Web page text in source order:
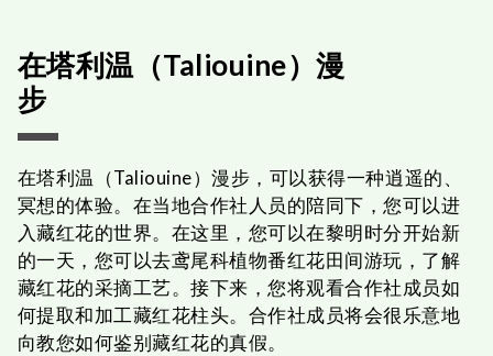
在塔利温（Taliouine）漫
步
在塔利温（Taliouine）漫步，可以获得一种逍遥的、
冥想的体验。在当地合作社人员的陪同下，您可以进
入藏红花的世界。在这里，您可以在黎明时分开始新
的一天，您可以去鸢尾科植物番红花田间游玩，了解
藏红花的采摘工艺。接下来，您将观看合作社成员如
何提取和加工藏红花柱头。合作社成员将会很乐意地
向教您如何鉴别藏红花的真假。